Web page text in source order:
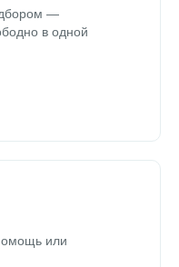
—
в одной
или